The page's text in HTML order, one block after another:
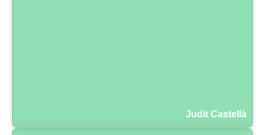
Judit Castellà